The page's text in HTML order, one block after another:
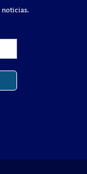
noticias.